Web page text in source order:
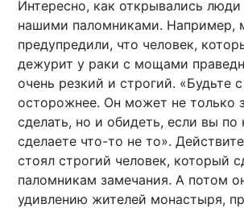
Интересно, как открывались люди
нашими паломниками. Например,
предупредили, что человек,
дежурит у раки с мощами
очень резкий и строгий. «Будьте
осторожнее. Он может не только
сделать, но и обидеть, если вы по
сделаете что-то не то».
стоял строгий человек, который
паломникам замечания. А потом
удивлению жителей монастыря,